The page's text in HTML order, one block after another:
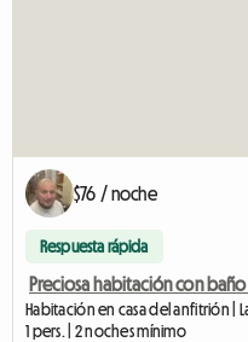
$76 / noche
Respuesta rápida
Preciosa habitación con
Habitación en casa del anfitrión |
1 pers. | 2 noches mínimo